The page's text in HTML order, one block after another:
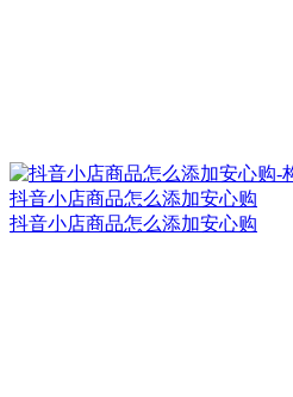
抖音小店商品怎么添加安心购
抖音小店商品怎么添加安心购